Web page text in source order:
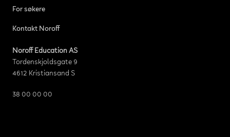
For søkere
Kontakt Noroff
Noroff Education AS
Tordenskjoldsgate 9
4612 Kristiansand S
38 00 00 00